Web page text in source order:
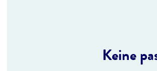
Keine